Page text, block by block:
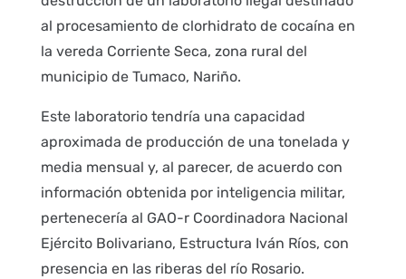
al procesamiento de clorhidrato de cocaína en
la vereda Corriente Seca, zona rural del
municipio de Tumaco, Nariño.
Este laboratorio tendría una capacidad
aproximada de producción de una tonelada y
media mensual y, al parecer, de acuerdo con
información obtenida por inteligencia militar,
pertenecería al GAO-r Coordinadora Nacional
Ejército Bolivariano, Estructura Iván Ríos, con
presencia en las riberas del río Rosario.